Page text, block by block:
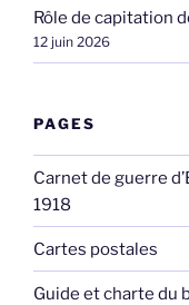
Rôle de capitation
12 juin 2026
PAGES
Carnet de guerre
1918
Cartes postales
Guide et charte du